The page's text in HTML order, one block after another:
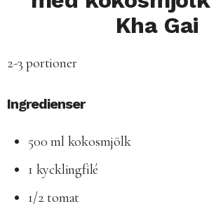
Kha Gai
2-3 portioner
Ingredienser
500 ml kokosmjölk
1 kycklingfilé
1/2 tomat